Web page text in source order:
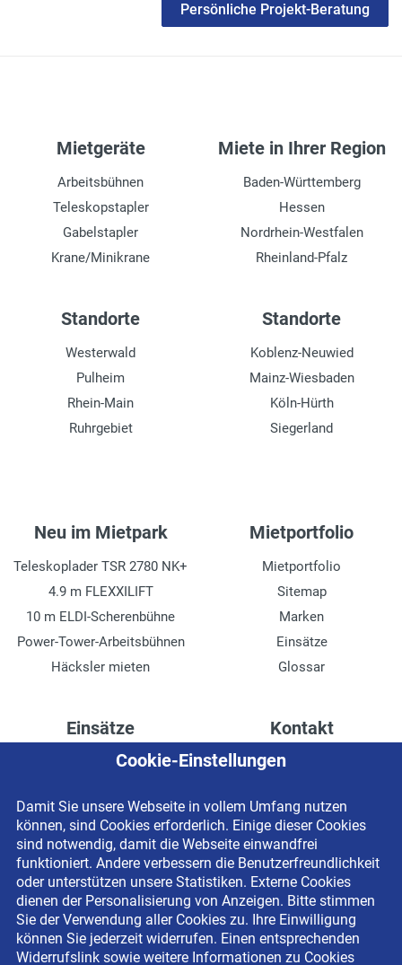
Persönliche Projekt-Beratung
Mietgeräte
Arbeitsbühnen
Teleskopstapler
Gabelstapler
Krane/Minikrane
Miete in Ihrer Region
Baden-Württemberg
Hessen
Nordrhein-Westfalen
Rheinland-Pfalz
Standorte
Westerwald
Pulheim
Rhein-Main
Ruhrgebiet
Standorte
Koblenz-Neuwied
Mainz-Wiesbaden
Köln-Hürth
Siegerland
Neu im Mietpark
Teleskoplader TSR 2780 NK+
4.9 m FLEXXILIFT
10 m ELDI-Scherenbühne
Power-Tower-Arbeitsbühnen
Häcksler mieten
Mietportfolio
Mietportfolio
Sitemap
Marken
Einsätze
Glossar
Einsätze
Höhenzugang für
Drainage verlegen
Fassadenreinigung
Terrasse anlegen
Ladenbau
Kontakt
Kontaktformular
Impressum
Datenschutzerklärung
Newsletter-Anmeldung
Cookie-Einstellungen
Damit Sie unsere Webseite in vollem Umfang nutzen
können, sind Cookies erforderlich. Einige dieser Cookies
sind notwendig, damit die Webseite einwandfrei
funktioniert. Andere verbessern die Benutzerfreundlichkeit
oder unterstützen unsere Statistiken. Externe Cookies
dienen der Personalisierung von Anzeigen. Bitte stimmen
Sie der Verwendung aller Cookies zu. Ihre Einwilligung
können Sie jederzeit widerrufen. Einen entsprechenden
Widerrufslink sowie weitere Informationen zu Cookies